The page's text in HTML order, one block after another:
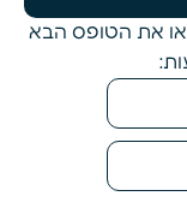
את הטופס הבא